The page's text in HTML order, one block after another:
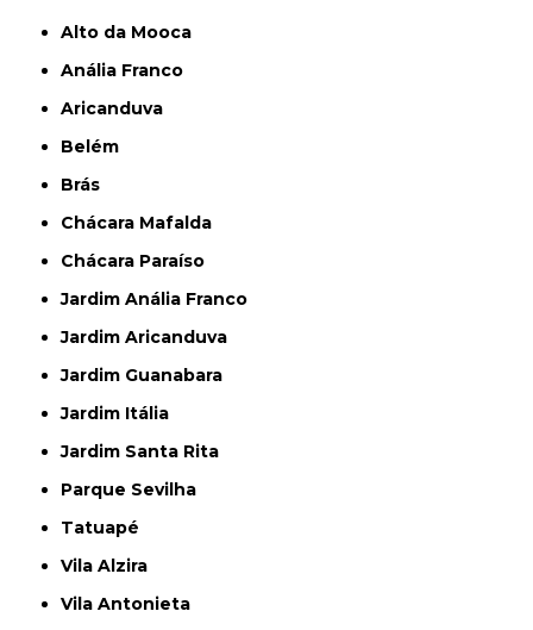
Alto da Mooca
Anália Franco
Aricanduva
Belém
Brás
Chácara Mafalda
Chácara Paraíso
Jardim Anália Franco
Jardim Aricanduva
Jardim Guanabara
Jardim Itália
Jardim Santa Rita
Parque Sevilha
Tatuapé
Vila Alzira
Vila Antonieta